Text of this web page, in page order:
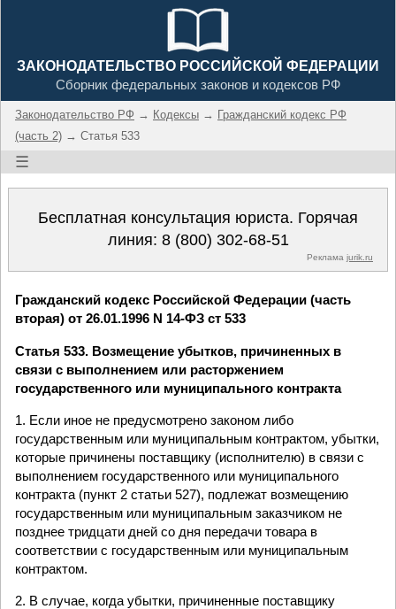
ЗАКОНОДАТЕЛЬСТВО РОССИЙСКОЙ ФЕДЕРАЦИИ
Сборник федеральных законов и кодексов РФ
Законодательство РФ → Кодексы → Гражданский кодекс РФ
(часть 2) → Статья 533
☰
Бесплатная консультация юриста. Горячая
линия: 8 (800) 302-68-51
Реклама jurik.ru
Гражданский кодекс Российской Федерации (часть
вторая) от 26.01.1996 N 14-ФЗ ст 533
Статья 533. Возмещение убытков, причиненных в
связи с выполнением или расторжением
государственного или муниципального контракта
1. Если иное не предусмотрено законом либо
государственным или муниципальным контрактом, убытки,
которые причинены поставщику (исполнителю) в связи с
выполнением государственного или муниципального
контракта (пункт 2 статьи 527), подлежат возмещению
государственным или муниципальным заказчиком не
позднее тридцати дней со дня передачи товара в
соответствии с государственным или муниципальным
контрактом.
2. В случае, когда убытки, причиненные поставщику